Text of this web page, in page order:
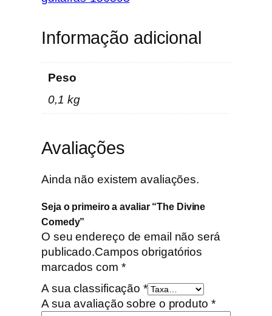
Informação adicional
Peso
0,1 kg
Avaliações
Ainda não existem avaliações.
Seja o primeiro a avaliar “The Divine
Comedy”
O seu endereço de email não será
publicado.Campos obrigatórios
marcados com *
A sua classificação *
A sua avaliação sobre o produto *